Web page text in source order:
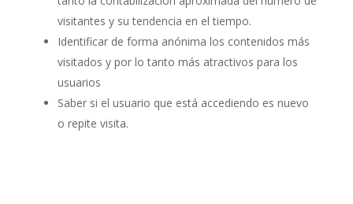
visitantes y su tendencia en el tiempo.
Identificar de forma anónima los contenidos más
visitados y por lo tanto más atractivos para los
usuarios
Saber si el usuario que está accediendo es nuevo
o repite visita.